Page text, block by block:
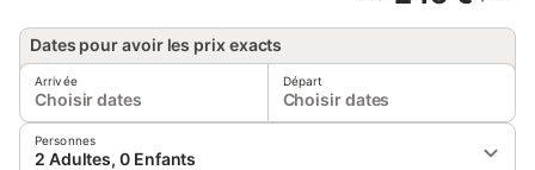
Dates pour avoir les prix exacts
Arrivée
Choisir dates
Départ
Choisir dates
Personnes
2 Adultes, 0 Enfants